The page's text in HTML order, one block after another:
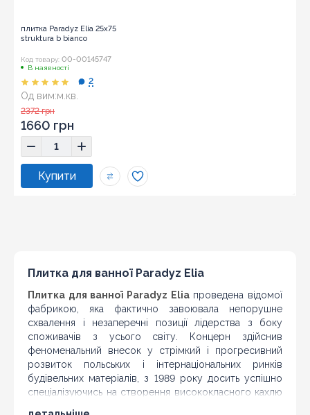
плитка Paradyz Elia 25x75
struktura b bianco
Код товару: 00-00145747
В наявності
Од вим:м.кв.
Розмір:
2
2372 грн
1660 грн
Плитка для ванної Paradyz Elia
Плитка для ванної Paradyz Eliaпроведена відомої
фабрикою, яка фактично завоювала непорушне
схвалення і незаперечні позиції лідерства з боку
споживачів з усього світу. Концерн здійснив
феноменальний внесок у стрімкий і прогресивний
розвиток польських і інтернаціональних ринків
будівельних матеріалів, з 1989 року досить успішно
спеціалізуючись на створення висококласного кахлю